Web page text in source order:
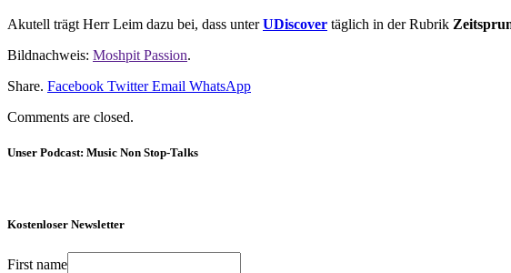
Akutell trägt Herr Leim dazu bei, dass unterUDiscover täglich in der Rubrik
Bildnachweis: Moshpit Passion.
Share. Facebook Twitter Email WhatsApp
Comments are closed.
Unser Podcast: Music Non Stop-Talks
Kostenloser Newsletter
First name